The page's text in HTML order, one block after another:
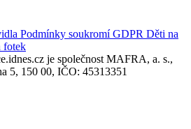
Podmínky soukromíGDPR Děti na
fotek
je společnost MAFRA, a. s.,
5, 150 00, IČO: 45313351